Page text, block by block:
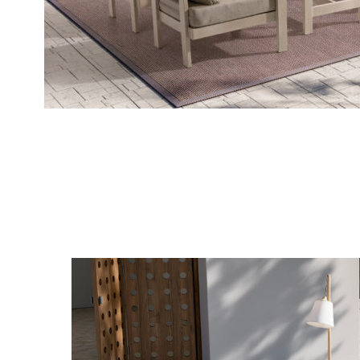
Garmy, dış mekan yaşam alanlarını
kuruldu. Amacımız; şıklığı, dayanıklılığı
getiren bahçe mobilyaları ve balkon
yaşam alanlarınıza değer katmaktır.